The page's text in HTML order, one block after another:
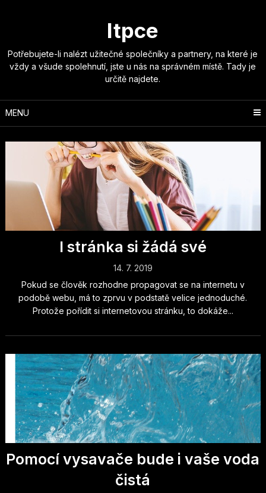
Itpce
Potřebujete-li nalézt užitečné společníky a partnery, na které je
vždy a všude spolehnutí, jste u nás na správném místě. Tady je
určitě najdete.
MENU
I stránka si žádá své
14. 7. 2019
Pokud se člověk rozhodne propagovat se na internetu v
podobě webu, má to zprvu v podstatě velice jednoduché.
Protože pořídit si internetovou stránku, to dokáže...
Pomocí vysavače bude i vaše voda
čistá